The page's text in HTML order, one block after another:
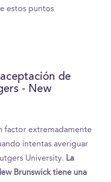
estos puntos
de
- New
factor extremadamente
intentas averiguar
University. La
Brunswick tiene una